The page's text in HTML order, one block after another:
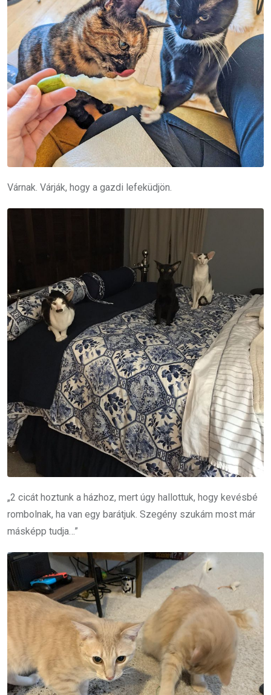
Várnak. Várják, hogy a gazdi lefeküdjön.
„2 cicát hoztunk a házhoz, mert úgy hallottuk, hogy kevésbé
rombolnak, ha van egy barátjuk. Szegény szukám most már
másképp tudja…”